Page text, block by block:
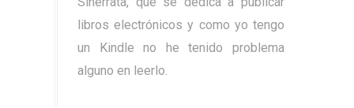
libros electrónicos y como yo tengo
un Kindle no he tenido problema
alguno en leerlo.